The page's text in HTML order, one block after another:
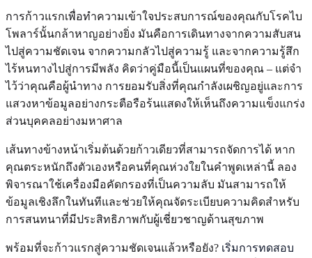
การก้าวแรกเพื่อทำความเข้าใจประสบการณ์ของคุณกับโรคไบ
โพลาร์นั้นกล้าหาญอย่างยิ่ง มันคือการเดินทางจากความสับสน
ไปสู่ความชัดเจน จากความกลัวไปสู่ความรู้ และจากความรู้สึก
ไร้หนทางไปสู่การมีพลัง คิดว่าคู่มือนี้เป็นแผนที่ของคุณ – แต่จำ
ไว้ว่าคุณคือผู้นำทาง การยอมรับสิ่งที่คุณกำลังเผชิญอยู่และการ
แสวงหาข้อมูลอย่างกระตือรือร้นแสดงให้เห็นถึงความแข็งแกร่ง
ส่วนบุคคลอย่างมหาศาล
เส้นทางข้างหน้าเริ่มต้นด้วยก้าวเดียวที่สามารถจัดการได้ หาก
คุณตระหนักถึงตัวเองหรือคนที่คุณห่วงใยในคำพูดเหล่านี้ ลอง
พิจารณาใช้เครื่องมือคัดกรองที่เป็นความลับ มันสามารถให้
ข้อมูลเชิงลึกในทันทีและช่วยให้คุณจัดระเบียบความคิดสำหรับ
การสนทนาที่มีประสิทธิภาพกับผู้เชี่ยวชาญด้านสุขภาพ
พร้อมที่จะก้าวแรกสู่ความชัดเจนแล้วหรือยัง? เริ่มการทดสอบ